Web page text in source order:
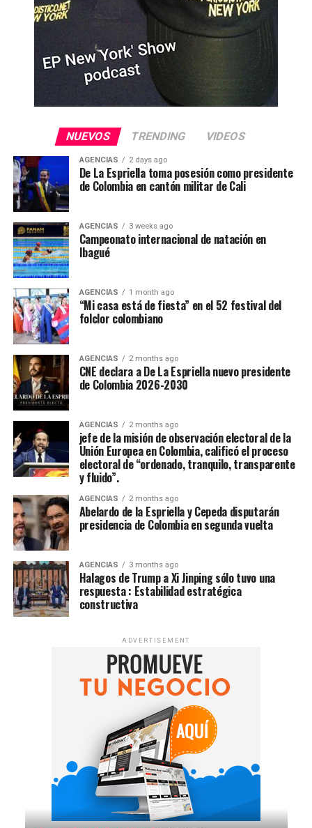
NUEVOS TRENDING VIDEOS
AGENCIAS 2 days ago
De La Espriella toma posesión como presidente
de Colombia en cantón militar de Cali
AGENCIAS 3 weeks ago
Campeonato internacional de natación en
Ibagué
AGENCIAS 1 month ago
“Mi casa está de fiesta” en el 52 festival del
folclor colombiano
AGENCIAS 2 months ago
CNE declara a De La Espriella nuevo presidente
de Colombia 2026-2030
AGENCIAS 2 months ago
jefe de la misión de observación electoral de la
Unión Europea en Colombia, calificó el proceso
electoral de “ordenado, tranquilo, transparente
y fluido”.
AGENCIAS 2 months ago
Abelardo de la Espriella y Cepeda disputarán
presidencia de Colombia en segunda vuelta
AGENCIAS 3 months ago
Halagos de Trump a Xi Jinping sólo tuvo una
respuesta : Estabilidad estratégica
constructiva
ADVERTISEMENT